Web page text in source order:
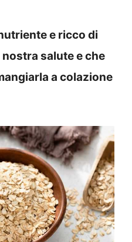
e ricco di
salute e che
a colazione